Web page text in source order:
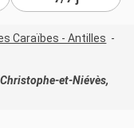
Caraïbes - Antilles
et-Niévès,